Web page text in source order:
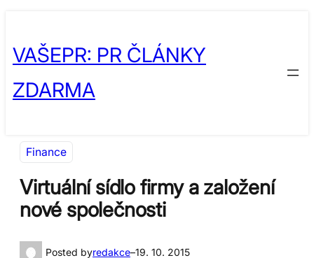
obsah
content
VAŠEPR: PR ČLÁNKY
ZDARMA
Finance
Virtuální sídlo firmy a založení
nové společnosti
Posted byredakce–19. 10. 2015